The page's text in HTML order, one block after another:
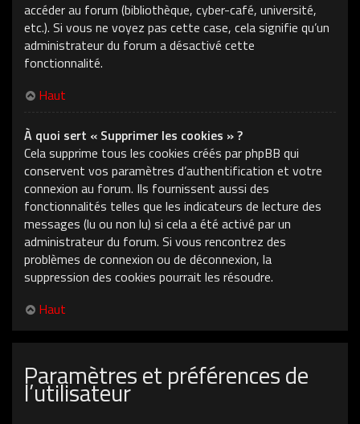
accéder au forum (bibliothèque, cyber-café, université,
etc.). Si vous ne voyez pas cette case, cela signifie qu’un
administrateur du forum a désactivé cette
fonctionnalité.
Haut
À quoi sert « Supprimer les cookies » ?
Cela supprime tous les cookies créés par phpBB qui
conservent vos paramètres d’authentification et votre
connexion au forum. Ils fournissent aussi des
fonctionnalités telles que les indicateurs de lecture des
messages (lu ou non lu) si cela a été activé par un
administrateur du forum. Si vous rencontrez des
problèmes de connexion ou de déconnexion, la
suppression des cookies pourrait les résoudre.
Haut
Paramètres et préférences de
l’utilisateur